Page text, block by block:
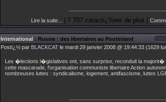
Lire la suite... | 7 707 caractï¿½res de plus |
International : Russie : des libertaires au Poutinland
Postï¿½ par BLACKCAT le mardi 29 janvier 2008 @ 19:44:33 (1629
Les �lections l�gislatives ont, sans surprise, reconduit la
cette mascarade, l'organisation communiste libertaire Action
nombreuses luttes : syndicalisme, logement, antifascisme, luttes